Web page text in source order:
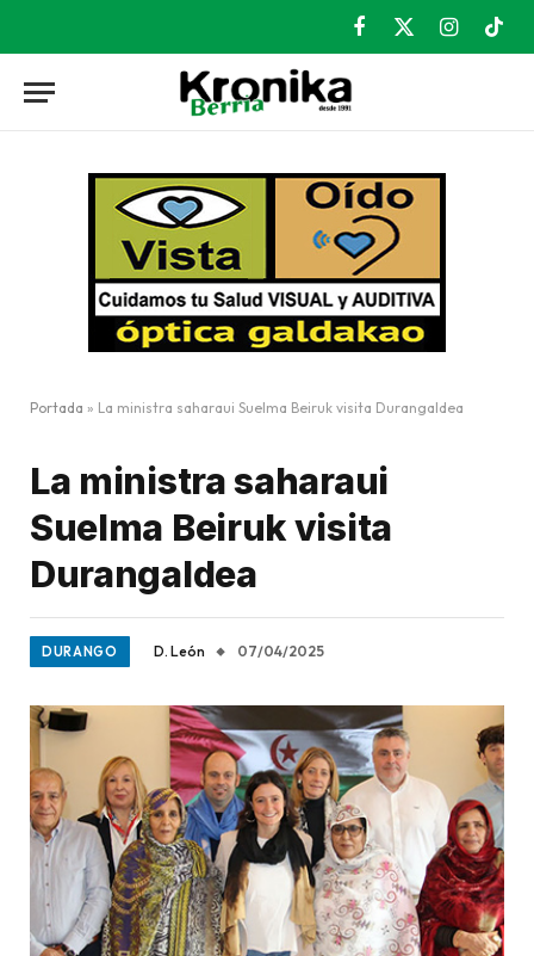
Facebook
X
Instagram
Portada » La ministra saharaui Suelma Beiruk visita Durangaldea
La ministra saharaui
Suelma Beiruk visita
Durangaldea
DURANGO D. León 07/04/2025